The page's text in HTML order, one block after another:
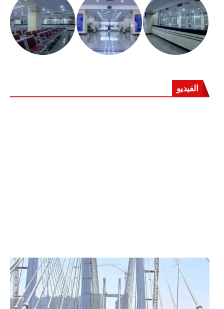
الفيديو
الرئيس عبد الفتاح السيسي يفتتح محور روض الفرج
وكوبري تحيا مصر